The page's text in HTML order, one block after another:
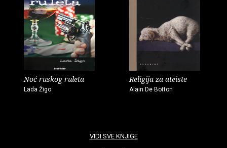
Noć ruskog ruleta
Lada Žigo
Religija za ateiste
Alain De Botton
VIDI SVE KNJIGE